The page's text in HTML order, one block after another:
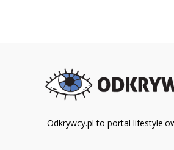
Odkrywcy.pl to portal